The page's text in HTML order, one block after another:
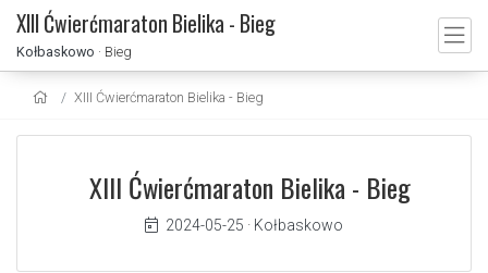
XIII Ćwierćmaraton Bielika - Bieg
Kołbaskowo · Bieg
XIII Ćwierćmaraton Bielika - Bieg
XIII Ćwierćmaraton Bielika - Bieg
2024-05-25 · Kołbaskowo